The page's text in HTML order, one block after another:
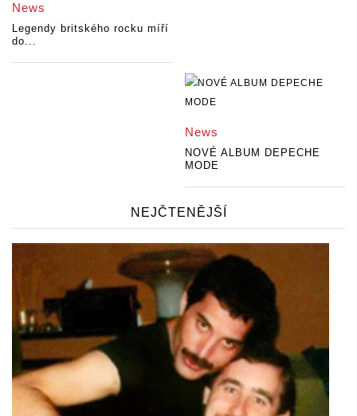
News
Legendy britského rocku míří
do...
News
NOVÉ ALBUM DEPECHE
MODE
NEJČTENĚJŠÍ